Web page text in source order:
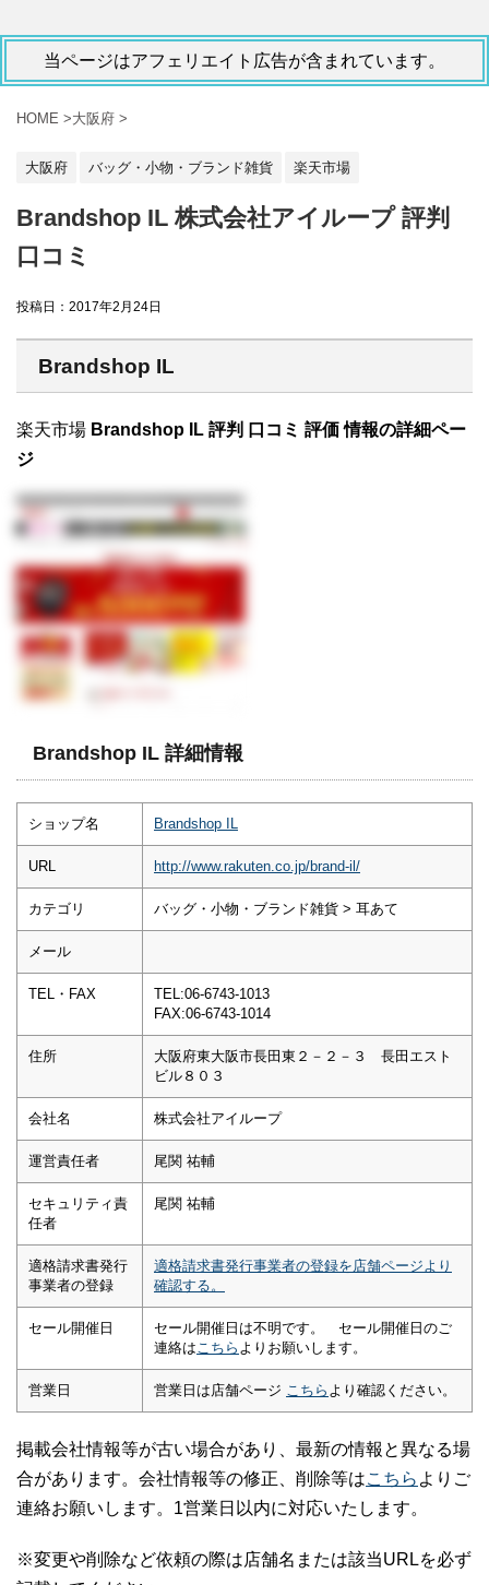
当ページはアフェリエイト広告が含まれています。
HOME >大阪府 >
大阪府 バッグ・小物・ブランド雑貨 楽天市場
Brandshop IL 株式会社アイループ 評判
口コミ
投稿日： 2017年2月24日
Brandshop IL
楽天市場 Brandshop IL 評判 口コミ 評価 情報の詳細ペー
ジ
Brandshop IL 詳細情報
ショップ名 Brandshop IL
URL http://www.rakuten.co.jp/brand-il/
カテゴリ バッグ・小物・ブランド雑貨 > 耳あて
メール
TEL・FAX
TEL:06-6743-1013
FAX:06-6743-1014
住所
大阪府東大阪市長田東２－２－３ 長田エスト
ビル８０３
会社名 株式会社アイループ
運営責任者 尾関 祐輔
セキュリティ責
任者
尾関 祐輔
適格請求書発行
事業者の登録
適格請求書発行事業者の登録を店舗ページより
確認する。
セール開催日
セール開催日は不明です。 セール開催日のご
連絡は こちら よりお願いします。
営業日 営業日は店舗ページ こちら より確認ください。
掲載会社情報等が古い場合があり、最新の情報と異なる場
合があります。会社情報等の修正、削除等はこちら よりご
連絡お願いします。1営業日以内に対応いたします。
※変更や削除など依頼の際は店舗名または該当URLを必ず